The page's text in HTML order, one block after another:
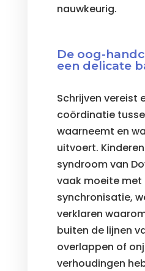
nauwkeurig.
De oog-
een delicate
Schrijven vereist
coördinatie
waarneemt en
uitvoert.
syndroom van
vaak moeite met
synchronisatie,
verklaren
buiten de lijnen
overlappen of
verhoudingen